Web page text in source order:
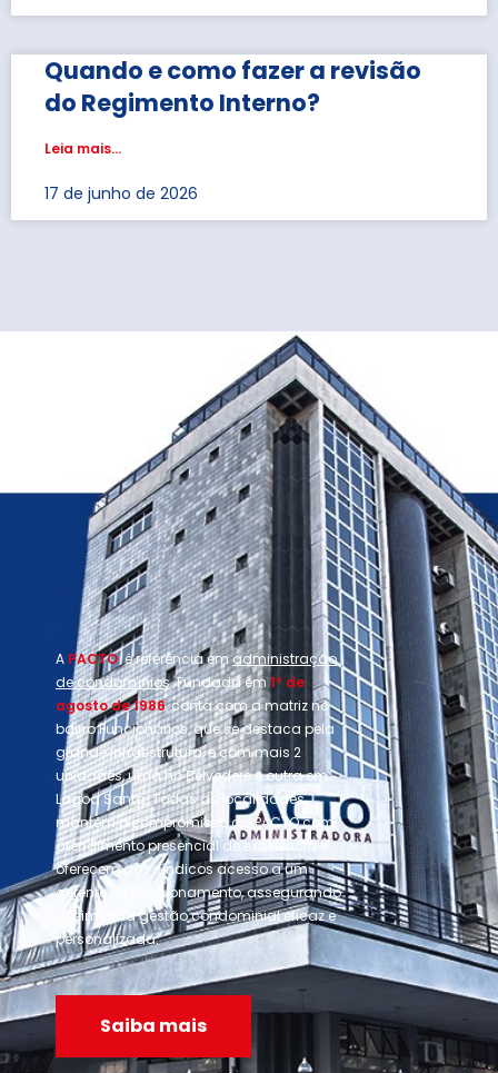
Quando e como fazer a revisão
do Regimento Interno?
Leia mais...
17 de junho de 2026
A PACTOé referência emadministração
de condomínios. Fundada em1º de
agosto de 1986, conta com a matriz no
bairro Funcionários, que se destaca pela
grande infraestrutura, e com mais 2
unidades, uma no Belvedere e outra em
Lagoa Santa. Todas as localidades
mantêm o compromisso da PACTO com
atendimento presencial de excelência e
oferecem aos síndicos acesso a um
gerente de relacionamento, assegurando
assim uma gestão condominial eficaz e
personalizada.
Saiba mais